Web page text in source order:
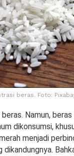
beras. Foto:
Namun,
dikonsumsi,
menjadi
dikandungnya.